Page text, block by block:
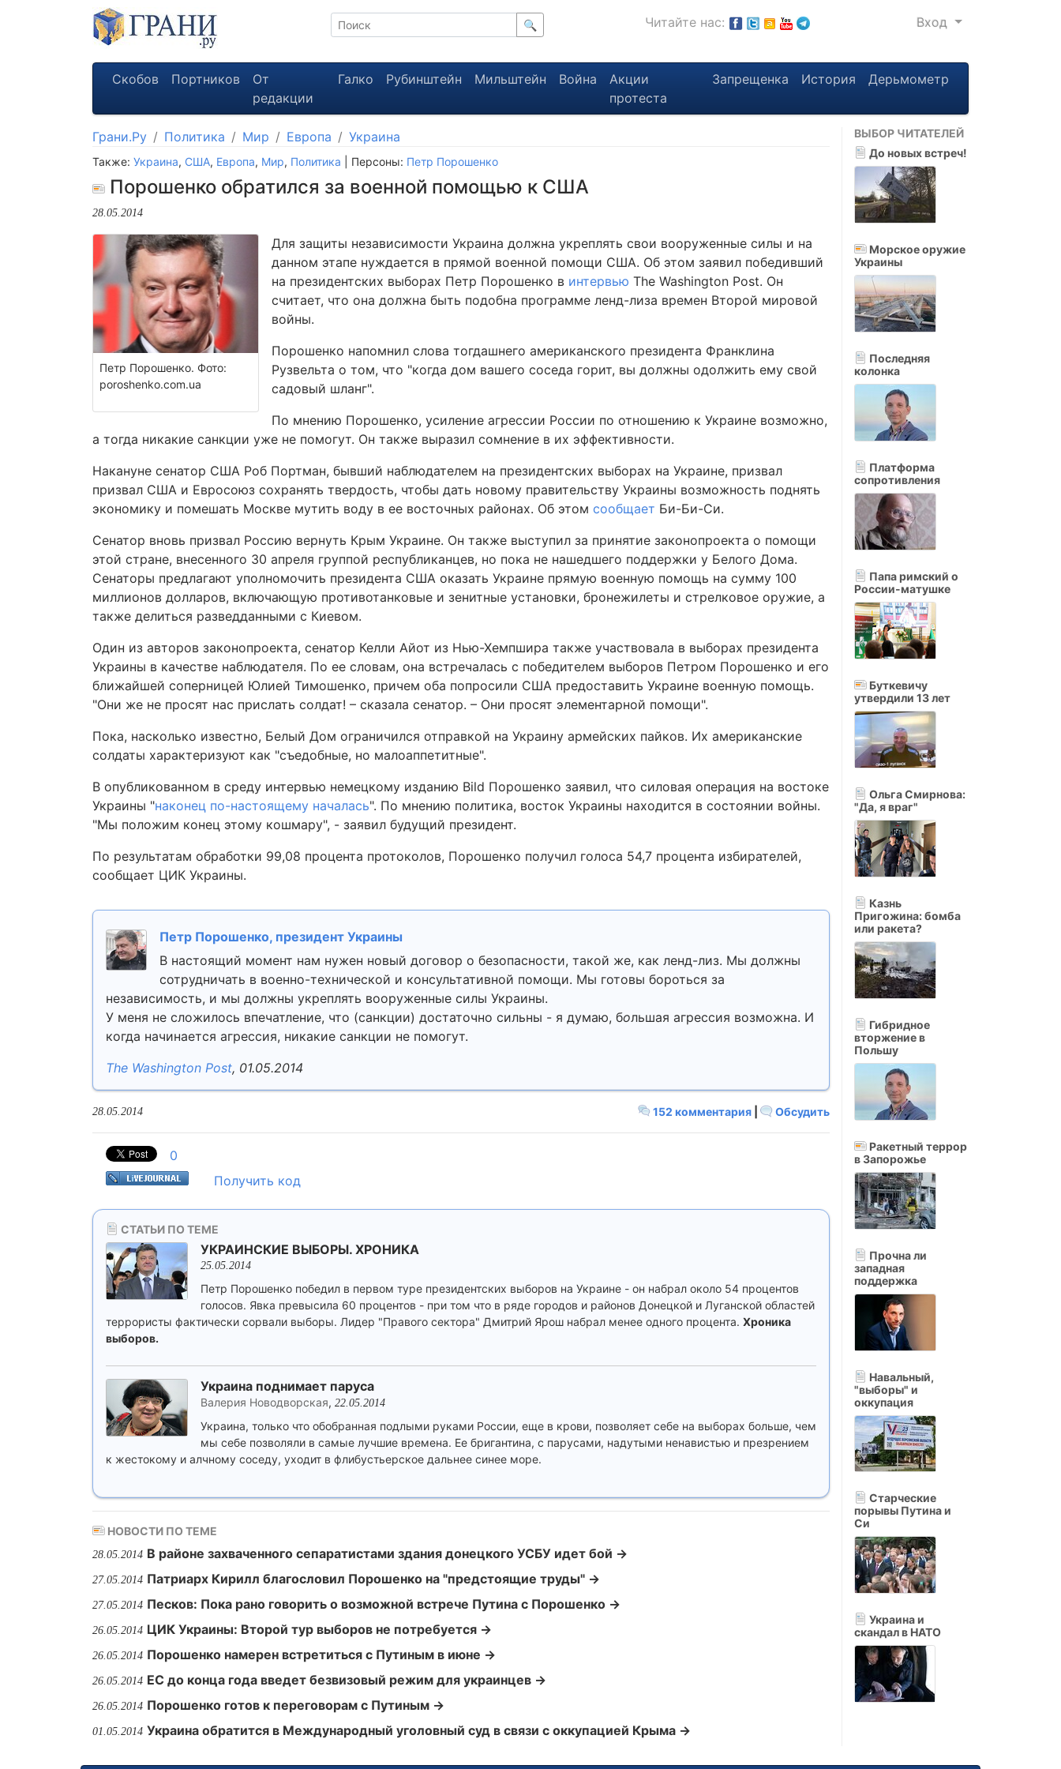
🔍 Читайте нас: Вход
Скобов Портников
От
редакции
Галко Рубинштейн Мильштейн Война
Акции
протеста
Запрещенка История Дерьмометр
Грани.Ру Политика Мир Европа Украина
Также: Украина, США, Европа, Мир, Политика | Персоны: Петр Порошенко
Порошенко обратился за военной помощью к США
28.05.2014
Петр Порошенко. Фото:
poroshenko.com.ua
Для защиты независимости Украина должна укреплять свои вооруженные силы и на
данном этапе нуждается в прямой военной помощи США. Об этом заявил победивший
на президентских выборах Петр Порошенко в интервью The Washington Post. Он
считает, что она должна быть подобна программе ленд-лиза времен Второй мировой
войны.
Порошенко напомнил слова тогдашнего американского президента Франклина
Рузвельта о том, что "когда дом вашего соседа горит, вы должны одолжить ему свой
садовый шланг".
По мнению Порошенко, усиление агрессии России по отношению к Украине возможно,
а тогда никакие санкции уже не помогут. Он также выразил сомнение в их эффективности.
Накануне сенатор США Роб Портман, бывший наблюдателем на президентских выборах на Украине, призвал
призвал США и Евросоюз сохранять твердость, чтобы дать новому правительству Украины возможность поднять
экономику и помешать Москве мутить воду в ее восточных районах. Об этом сообщает Би-Би-Си.
Сенатор вновь призвал Россию вернуть Крым Украине. Он также выступил за принятие законопроекта о помощи
этой стране, внесенного 30 апреля группой республиканцев, но пока не нашедшего поддержки у Белого Дома.
Сенаторы предлагают уполномочить президента США оказать Украине прямую военную помощь на сумму 100
миллионов долларов, включающую противотанковые и зенитные установки, бронежилеты и стрелковое оружие, а
также делиться разведданными с Киевом.
Один из авторов законопроекта, сенатор Келли Айот из Нью-Хемпшира также участвовала в выборах президента
Украины в качестве наблюдателя. По ее словам, она встречалась с победителем выборов Петром Порошенко и его
ближайшей соперницей Юлией Тимошенко, причем оба попросили США предоставить Украине военную помощь.
"Они же не просят нас прислать солдат! – сказала сенатор. – Они просят элементарной помощи".
Пока, насколько известно, Белый Дом ограничился отправкой на Украину армейских пайков. Их американские
солдаты характеризуют как "съедобные, но малоаппетитные".
В опубликованном в среду интервью немецкому изданию Bild Порошенко заявил, что силовая операция на востоке
Украины "наконец по-настоящему началась". По мнению политика, восток Украины находится в состоянии войны.
"Мы положим конец этому кошмару", - заявил будущий президент.
По результатам обработки 99,08 процента протоколов, Порошенко получил голоса 54,7 процента избирателей,
сообщает ЦИК Украины.
Петр Порошенко, президент Украины
В настоящий момент нам нужен новый договор о безопасности, такой же, как ленд-лиз. Мы должны
сотрудничать в военно-технической и консультативной помощи. Мы готовы бороться за
независимость, и мы должны укреплять вооруженные силы Украины.
У меня не сложилось впечатление, что (санкции) достаточно сильны - я думаю, большая агрессия возможна. И
когда начинается агрессия, никакие санкции не помогут.
The Washington Post, 01.05.2014
152 комментария Обсудить
28.05.2014
0
Получить код
СТАТЬИ ПО ТЕМЕ
УКРАИНСКИЕ ВЫБОРЫ. ХРОНИКА
25.05.2014
Петр Порошенко победил в первом туре президентских выборов на Украине - он набрал около 54 процентов
голосов. Явка превысила 60 процентов - при том что в ряде городов и районов Донецкой и Луганской областей
террористы фактически сорвали выборы. Лидер "Правого сектора" Дмитрий Ярош набрал менее одного процента. Хроника
выборов.
Украина поднимает паруса
Валерия Новодворская, 22.05.2014
Украина, только что обобранная подлыми руками России, еще в крови, позволяет себе на выборах больше, чем
мы себе позволяли в самые лучшие времена. Ее бригантина, с парусами, надутыми ненавистью и презрением
к жестокому и алчному соседу, уходит в флибустьерское дальнее синее море.
НОВОСТИ ПО ТЕМЕ
28.05.2014 В районе захваченного сепаратистами здания донецкого УСБУ идет бой →
27.05.2014 Патриарх Кирилл благословил Порошенко на "предстоящие труды" →
27.05.2014 Песков: Пока рано говорить о возможной встрече Путина с Порошенко →
26.05.2014 ЦИК Украины: Второй тур выборов не потребуется →
26.05.2014 Порошенко намерен встретиться с Путиным в июне →
26.05.2014 ЕС до конца года введет безвизовый режим для украинцев →
26.05.2014 Порошенко готов к переговорам с Путиным →
01.05.2014 Украина обратится в Международный уголовный суд в связи с оккупацией Крыма →
ВЫБОР ЧИТАТЕЛЕЙ
До новых встреч!
Морское оружие
Украины
Последняя
колонка
Платформа
сопротивления
Папа римский о
России-матушке
Буткевичу
утвердили 13 лет
Ольга Смирнова:
"Да, я враг"
Казнь
Пригожина: бомба
или ракета?
Гибридное
вторжение в
Польшу
Ракетный террор
в Запорожье
Прочна ли
западная
поддержка
Навальный,
"выборы" и
оккупация
Старческие
порывы Путина и
Си
Украина и
скандал в НАТО